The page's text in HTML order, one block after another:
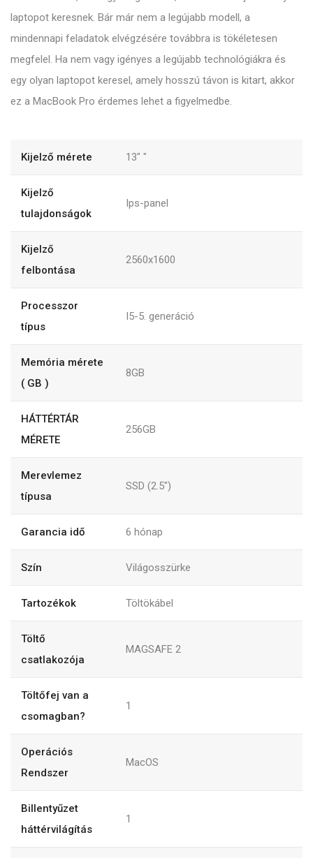
laptopot keresnek. Bár már nem a legújabb modell, a
mindennapi feladatok elvégzésére továbbra is tökéletesen
megfelel. Ha nem vagy igényes a legújabb technológiákra és
egy olyan laptopot keresel, amely hosszú távon is kitart, akkor
ez a MacBook Pro érdemes lehet a figyelmedbe.
Kijelző mérete 13" "
Kijelző
tulajdonságok
Ips-panel
Kijelző
felbontása
2560x1600
Processzor
típus
I5-5. generáció
Memória mérete
( GB )
8GB
HÁTTÉRTÁR
MÉRETE
256GB
Merevlemez
típusa
SSD (2.5")
Garancia idő 6 hónap
Szín Világosszürke
Tartozékok Töltökábel
Töltő
csatlakozója
MAGSAFE 2
Töltőfej van a
csomagban?
1
Operációs
Rendszer
MacOS
Billentyűzet
háttérvilágítás
1